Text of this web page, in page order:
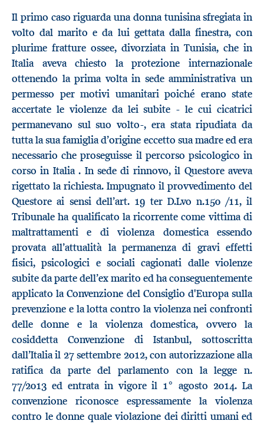
Il primo caso riguarda una donna tunisina sfregiata in
volto dal marito e da lui gettata dalla finestra, con
plurime fratture ossee, divorziata in Tunisia, che in
Italia aveva chiesto la protezione internazionale
ottenendo la prima volta in sede amministrativa un
permesso per motivi umanitari poiché erano state
accertate le violenze da lei subite - le cui cicatrici
permanevano sul suo volto-, era stata ripudiata da
tutta la sua famiglia d’origine eccetto sua madre ed era
necessario che proseguisse il percorso psicologico in
corso in Italia . In sede di rinnovo, il Questore aveva
rigettato la richiesta. Impugnato il provvedimento del
Questore ai sensi dell’art. 19 ter D.Lvo n.150 /11, il
Tribunale ha qualificato la ricorrente come vittima di
maltrattamenti e di violenza domestica essendo
provata all’attualità la permanenza di gravi effetti
fisici, psicologici e sociali cagionati dalle violenze
subite da parte dell’ex marito ed ha conseguentemente
applicato la Convenzione del Consiglio d'Europa sulla
prevenzione e la lotta contro la violenza nei confronti
delle donne e la violenza domestica, ovvero la
cosiddetta Convenzione di Istanbul, sottoscritta
dall’Italia il 27 settembre 2012, con autorizzazione alla
ratifica da parte del parlamento con la legge n.
77/2013 ed entrata in vigore il 1° agosto 2014. La
convenzione riconosce espressamente la violenza
contro le donne quale violazione dei diritti umani ed